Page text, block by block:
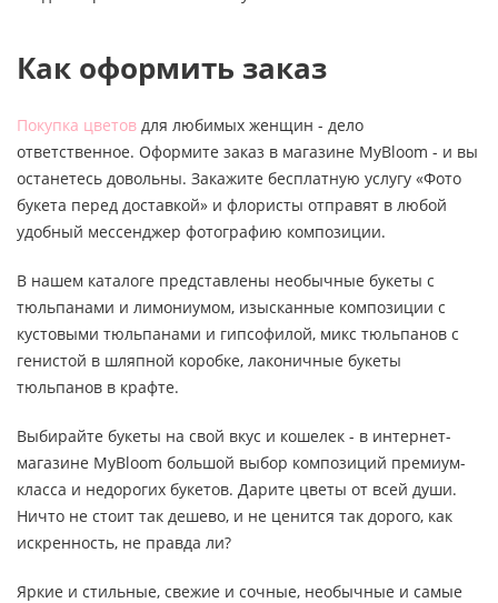
Как оформить заказ
Покупка цветов для любимых женщин - дело
ответственное. Оформите заказ в магазине MyBloom - и вы
останетесь довольны. Закажите бесплатную услугу «Фото
букета перед доставкой» и флористы отправят в любой
удобный мессенджер фотографию композиции.
В нашем каталоге представлены необычные букеты с
тюльпанами и лимониумом, изысканные композиции с
кустовыми тюльпанами и гипсофилой, микс тюльпанов с
генистой в шляпной коробке, лаконичные букеты
тюльпанов в крафте.
Выбирайте букеты на свой вкус и кошелек - в интернет-
магазине MyBloom большой выбор композиций премиум-
класса и недорогих букетов. Дарите цветы от всей души.
Ничто не стоит так дешево, и не ценится так дорого, как
искренность, не правда ли?
Яркие и стильные, свежие и сочные, необычные и самые